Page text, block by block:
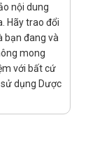
trên thận
có thể
nội dung
Hãy trao đổi
bạn đang và
mong
với bất cứ
dụng Dược